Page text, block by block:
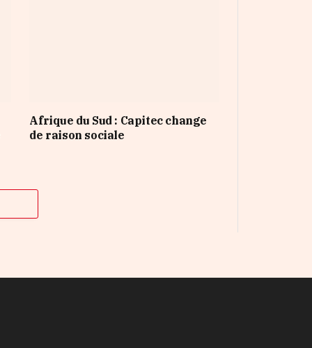
Afrique du Sud : Capitec change
de raison sociale